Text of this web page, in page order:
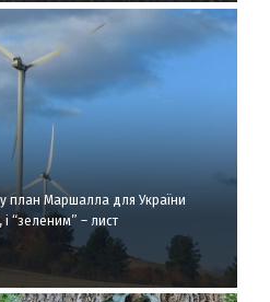
план Маршалла для України
“зеленим” – лист